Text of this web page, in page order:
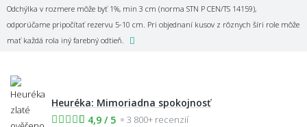
Odchýlka v rozmere môže byť 1%, min 3 cm (norma STN P CEN/TS 14159),
odporúčame pripočítať rezervu 5-10 cm. Pri objednaní kusov z rôznych šíri role môže
mať každá rola iný farebný odtieň.
Heuréka: Mimoriadna spokojnosť
4,9 / 5
3 800+ recenzií